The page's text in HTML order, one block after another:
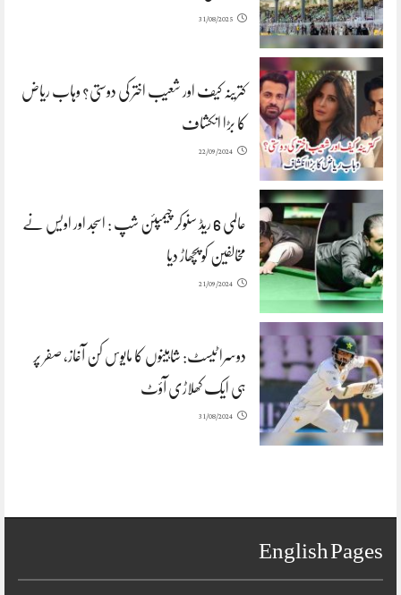
31/08/2025
کترینہ کیف اور شعیب اختر کی دوستی؟ وہاب ریاض
کا بڑا انکشاف
22/09/2024
عالمی 6 ریڈ سنوکر چیمپئن شپ : اسجد اور اویس نے
مخالفین کو پچھاڑ دیا
21/09/2024
دوسرا ٹیسٹ: شاہینوں کا مایوس کن آغاز، صفر پر
ہی ایک کھلاڑی آؤٹ
31/08/2024
English Pages